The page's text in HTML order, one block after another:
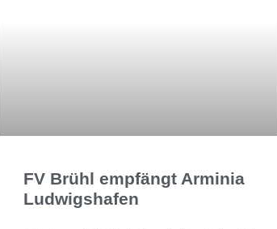
FV Brühl empfängt Arminia
Ludwigshafen